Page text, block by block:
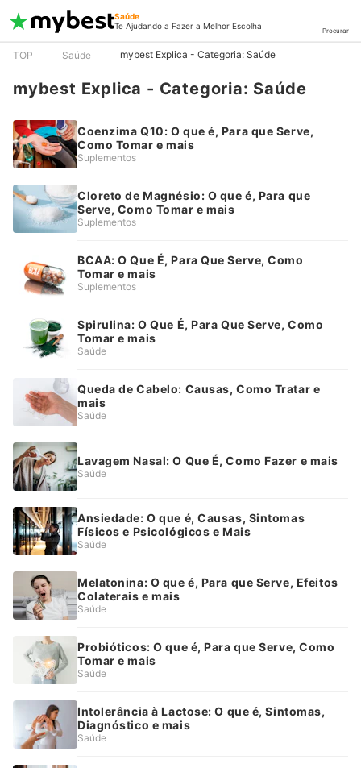
Saúde
Te Ajudando a Fazer a Melhor Escolha
Procurar
TOP Saúde mybest Explica - Categoria: Saúde
mybest Explica - Categoria: Saúde
Coenzima Q10: O que é, Para que Serve,
Como Tomar e mais
Suplementos
Cloreto de Magnésio: O que é, Para que
Serve, Como Tomar e mais
Suplementos
BCAA: O Que É, Para Que Serve, Como
Tomar e mais
Suplementos
Spirulina: O Que É, Para Que Serve, Como
Tomar e mais
Saúde
Queda de Cabelo: Causas, Como Tratar e
mais
Saúde
Lavagem Nasal: O Que É, Como Fazer e mais
Saúde
Ansiedade: O que é, Causas, Sintomas
Físicos e Psicológicos e Mais
Saúde
Melatonina: O que é, Para que Serve, Efeitos
Colaterais e mais
Saúde
Probióticos: O que é, Para que Serve, Como
Tomar e mais
Saúde
Intolerância à Lactose: O que é, Sintomas,
Diagnóstico e mais
Saúde